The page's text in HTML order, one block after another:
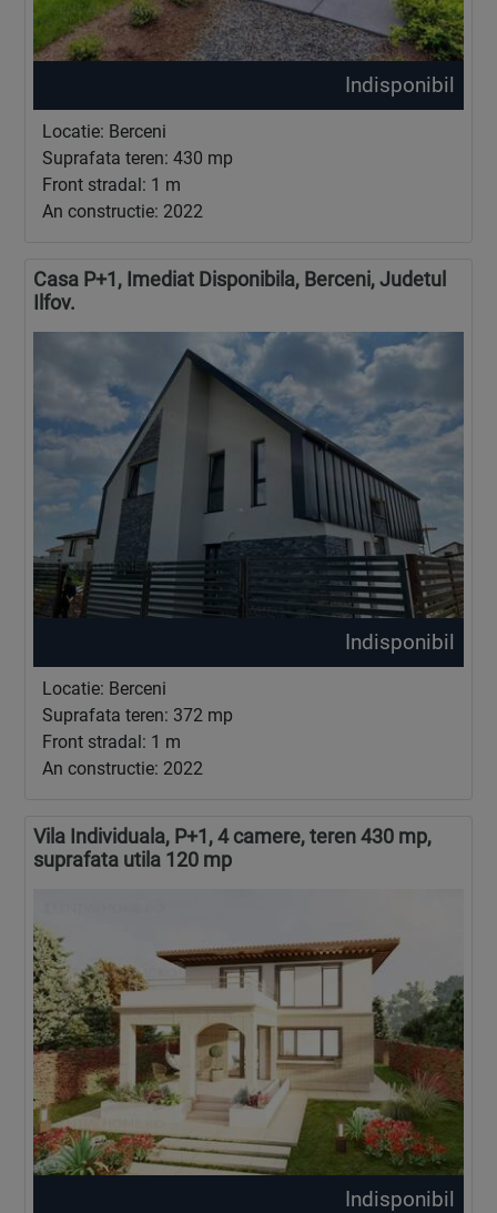
Indisponibil
Locatie: Berceni
Suprafata teren: 430 mp
Front stradal: 1 m
An constructie: 2022
Casa P+1, Imediat Disponibila, Berceni, Judetul
Ilfov.
Indisponibil
Locatie: Berceni
Suprafata teren: 372 mp
Front stradal: 1 m
An constructie: 2022
Vila Individuala, P+1, 4 camere, teren 430 mp,
suprafata utila 120 mp
Indisponibil